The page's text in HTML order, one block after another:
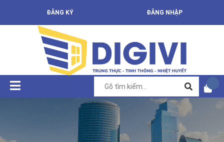
ĐĂNG KÝ ĐĂNG NHẬP